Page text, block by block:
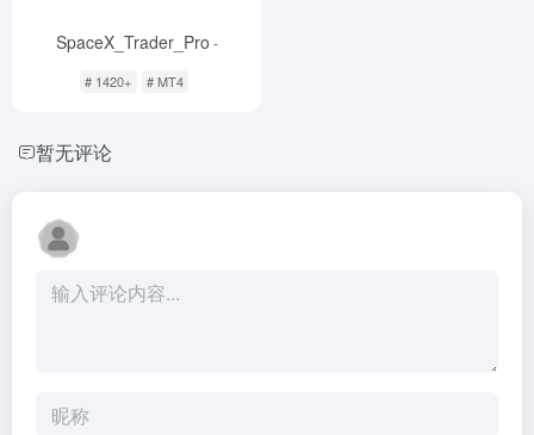
SpaceX_Trader_Pro -
# 1420+ # MT4
暂无评论